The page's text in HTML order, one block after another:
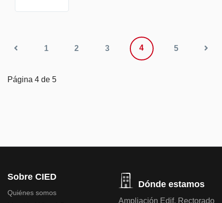
Virtual
1 2 3 4 5
Página 4 de 5
Sobre CIED
Quiénes somos
Dónde estamos
Ampliación Edif. Rectorado